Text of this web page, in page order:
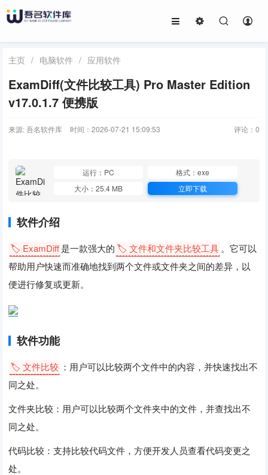
主页 / 电脑软件 / 应用软件
ExamDiff(文件比较工具) Pro Master Edition
v17.0.1.7 便携版
来源: 吾名软件库 时间：2026-07-21 15:09:53 评论： 0
运行：PC
格式：exe
大小：25.4 MB
立即下载
软件介绍
🏷️ ExamDiff是一款强大的 🏷️ 文件和文件夹比较工具 。它可以
帮助用户快速而准确地找到两个文件或文件夹之间的差异，以
便进行修复或更新。
软件功能
🏷️ 文件比较 ：用户可以比较两个文件中的内容，并快速找出不
同之处。
文件夹比较：用户可以比较两个文件夹中的文件，并查找出不
同之处。
代码比较：支持比较代码文件，方便开发人员查看代码变更之
处。